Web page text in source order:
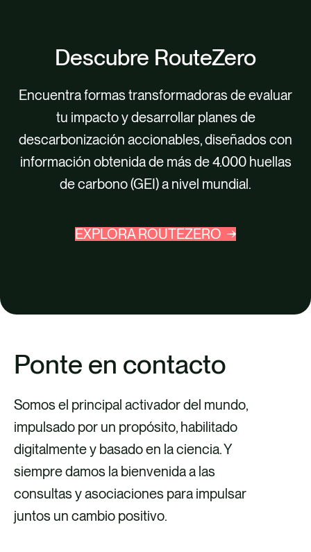
Descubre RouteZero
Encuentra formas transformadoras de evaluar
tu impacto y desarrollar planes de
descarbonización accionables, diseñados con
información obtenida de más de 4.000 huellas
de carbono (GEI) a nivel mundial.
EXPLORA ROUTEZERO
Ponte en contacto
Somos el principal activador del mundo,
impulsado por un propósito, habilitado
digitalmente y basado en la ciencia. Y
siempre damos la bienvenida a las
consultas y asociaciones para impulsar
juntos un cambio positivo.